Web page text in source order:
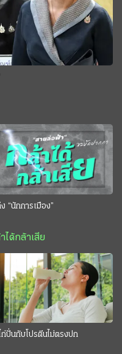
“นักการเมือง”
ได้กล้าเสีย
ก่ปั่นกับโปรตีนไม่ตรงปก